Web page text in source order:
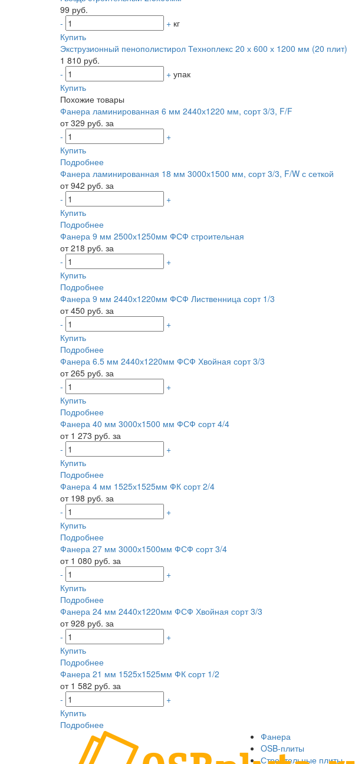
99 руб.
-
+ кг
Купить
Экструзионный пенополистирол Техноплекс 20 х 600 х 1200 мм (20 плит)
1 810 руб.
-
+ упак
Купить
Похожие товары
Фанера ламинированная 6 мм 2440х1220 мм, сорт 3/3, F/F
от 329 руб. за
-
+
Купить
Подробнее
Фанера ламинированная 18 мм 3000х1500 мм, сорт 3/3, F/W с сеткой
от 942 руб. за
-
+
Купить
Подробнее
Фанера 9 мм 2500х1250мм ФСФ строительная
от 218 руб. за
-
+
Купить
Подробнее
Фанера 9 мм 2440х1220мм ФСФ Лиственница сорт 1/3
от 450 руб. за
-
+
Купить
Подробнее
Фанера 6.5 мм 2440х1220мм ФСФ Хвойная сорт 3/3
от 265 руб. за
-
+
Купить
Подробнее
Фанера 40 мм 3000х1500 мм ФСФ сорт 4/4
от 1 273 руб. за
-
+
Купить
Подробнее
Фанера 4 мм 1525х1525мм ФК сорт 2/4
от 198 руб. за
-
+
Купить
Подробнее
Фанера 27 мм 3000х1500мм ФСФ сорт 3/4
от 1 080 руб. за
-
+
Купить
Подробнее
Фанера 24 мм 2440х1220мм ФСФ Хвойная сорт 3/3
от 928 руб. за
-
+
Купить
Подробнее
Фанера 21 мм 1525х1525мм ФК сорт 1/2
от 1 582 руб. за
-
+
Купить
Подробнее
Фанера
OSB-плиты
Строительные плиты